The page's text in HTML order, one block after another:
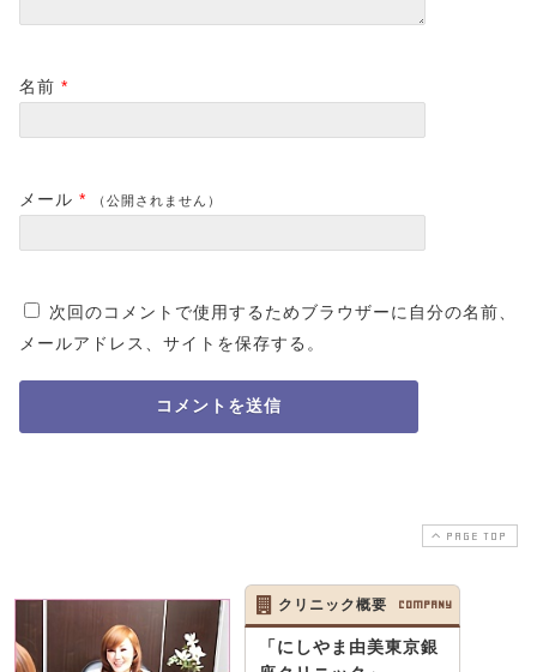
名前 *
メール * （公開されません）
次回のコメントで使用するためブラウザーに自分の名前、
メールアドレス、サイトを保存する。
PAGE TOP
クリニック概要 COMPANY
「にしやま由美東京銀